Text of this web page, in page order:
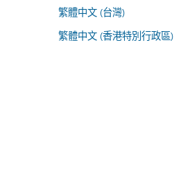
繁體中文 (台灣)
繁體中文 (香港特別行政區)